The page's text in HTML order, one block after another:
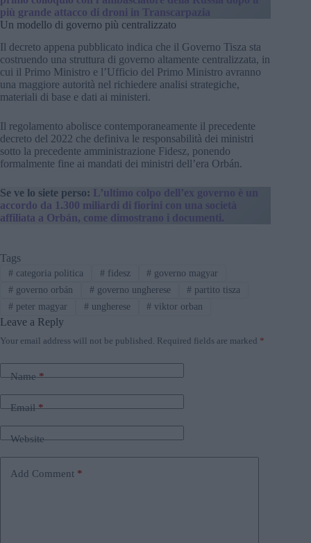
più grande attacco di droni in Transcarpazia
Un modello di governo più centralizzato
Il decreto appena pubblicato indica che il Governo Tisza sta
costruendo una struttura di governo altamente centralizzata, in
cui il Primo Ministro e l’Ufficio del Primo Ministro avranno
una maggiore autorità nel richiedere analisi strategiche,
materiali di base e dati ai ministeri.
Il regolamento abolisce contemporaneamente il precedente
decreto del 2022 che definiva le responsabilità dei ministri
sotto la precedente amministrazione Fidesz, ponendo
formalmente fine ai mandati dei ministri dell’era Orbán.
Se ve lo siete perso: L’ultimo colpo dell’ex governo è un
accordo da 1.300 miliardi di fiorini con una società
affiliata a Orbán, come dimostrano i documenti.
Tags
#categoria politica #fidesz # governo magyar
#governo orbán #governo ungherese # partito tisza
#peter magyar #ungherese # viktor orban
Leave a Reply
Your email address will not be published. Required fields are marked *
Name*
Email*
Website
Add Comment *